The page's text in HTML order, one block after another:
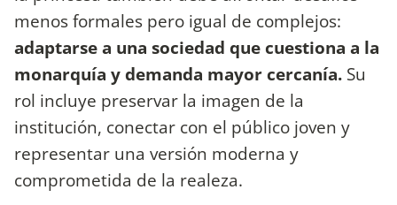
menos formales pero igual de complejos:
adaptarse a una sociedad que cuestiona a la
monarquía y demanda mayor cercanía. Su
rol incluye preservar la imagen de la
institución, conectar con el público joven y
representar una versión moderna y
comprometida de la realeza.